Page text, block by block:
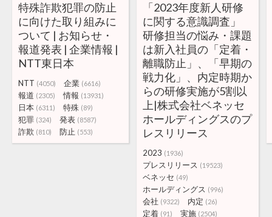
特殊詐欺犯罪の防止
に向けた取り組みに
ついて | お知らせ・
報道発表 | 企業情報 |
NTT東日本
NTT (4050) 企業 (6616)
報道 (2305) 情報 (13931)
日本 (6311) 特殊 (89)
犯罪 (324) 発表 (8587)
詐欺 (810) 防止 (553)
「2023年度新人研修
に関する意識調査」
研修担当の悩み・課題
は新入社員の「定着・
離職防止」、「早期の
戦力化」、内定時期か
らの研修実施が5割以
上|株式会社ベネッセ
ホールディングスのプ
レスリリース
2023 (1936)
プレスリリース (19523)
ベネッセ (49)
ホールディングス (996)
会社 (9322) 内定 (26)
定着 (91) 実施 (2504)